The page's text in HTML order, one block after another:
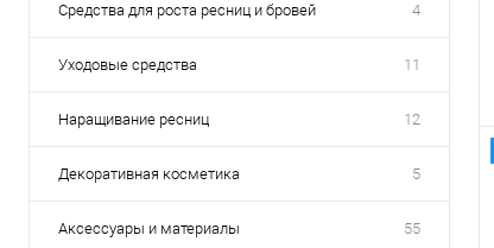
Средства для роста ресниц и бровей 4
Уходовые средства 11
Наращивание ресниц 12
Декоративная косметика 5
Аксессуары и материалы 55